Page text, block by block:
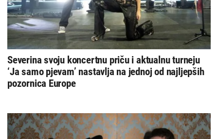
Severina svoju koncertnu priču i aktualnu turneju
‘Ja samo pjevam’ nastavlja na jednoj od najljepših
pozornica Europe